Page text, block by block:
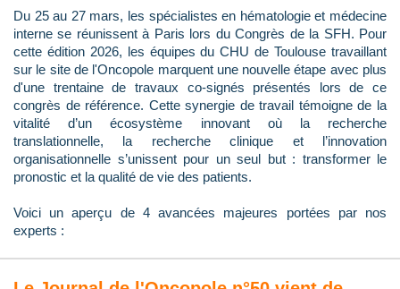
Du 25 au 27 mars, les spécialistes en hématologie et médecine
interne se réunissent à Paris lors du Congrès de la SFH. Pour
cette édition 2026, les équipes du CHU de Toulouse travaillant
sur le site de l'Oncopole marquent une nouvelle étape avec plus
d'une trentaine de travaux co-signés présentés lors de ce
congrès de référence. Cette synergie de travail témoigne de la
vitalité d’un écosystème innovant où la recherche
translationnelle, la recherche clinique et l’innovation
organisationnelle s’unissent pour un seul but : transformer le
pronostic et la qualité de vie des patients.
Voici un aperçu de 4 avancées majeures portées par nos
experts :